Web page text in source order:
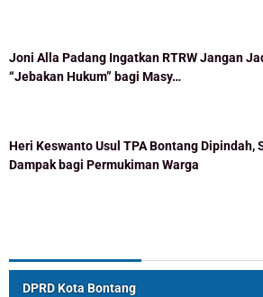
Joni Alla Padang Ingatkan RTRW Jangan
“Jebakan Hukum” bagi Masy…
Heri Keswanto Usul TPA Bontang Dipindah,
Dampak bagi Permukiman Warga
DPRD Kota Bontang